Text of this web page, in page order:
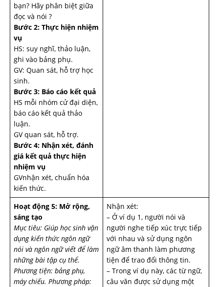
bạn? Hãy phân biệt giữa
đọc và nói ?
Bước 2: Thực hiện nhiệm
vụ
HS: suy nghĩ, thảo luận,
ghi vào bảng phụ.
GV: Quan sát, hỗ trợ học
sinh.
Bước 3: Báo cáo kết quả
HS mỗi nhóm cử đại diện,
báo cáo kết quả thảo
luận.
GV quan sát, hỗ trợ.
Bước 4: Nhận xét, đánh
giá kết quả thực hiện
nhiệm vụ
GVnhận xét, chuẩn hóa
kiến thức.
Hoạt động 5: Mở rộng,
sáng tạo
Mục tiêu: Giúp học sinh vận
dụng kiến thức ngôn ngữ
nói và ngôn ngữ viết để làm
những bài tập cụ thể.
Phương tiện: bảng phụ,
máy chiếu. Phương pháp:
Nhận xét:
– Ở ví dụ 1, người nói và
người nghe tiếp xúc trực tiếp
với nhau và sử dụng ngôn
ngữ âm thanh làm phương
tiện để trao đổi thông tin.
– Trong ví dụ này, các từ ngữ,
câu văn được sử dụng một